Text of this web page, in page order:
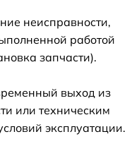
неисправности,
работой
запчасти).
выход из
или техническим
эксплуатации.